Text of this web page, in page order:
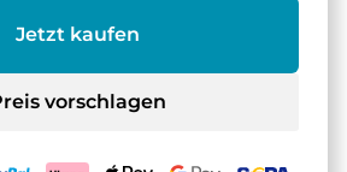
Jetzt kaufen
vorschlagen